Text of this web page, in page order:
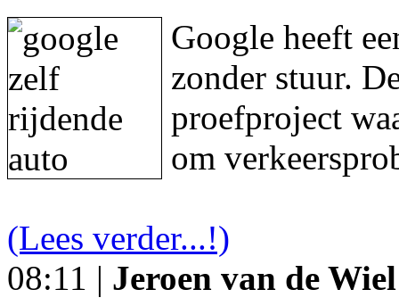
Google heeft
zonder stuur.
proefproject
om
(Lees verder...!)
08:11 | Jeroen van de Wiel